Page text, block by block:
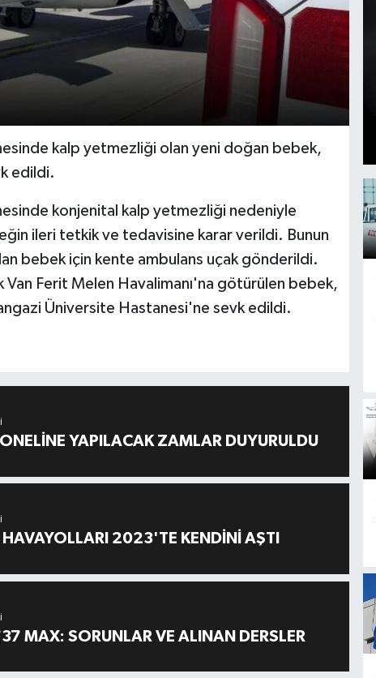
kalp yetmezliği olan yeni doğan bebek,
edildi.
konjenital kalp yetmezliği nedeniyle
ileri tetkik ve tedavisine karar verildi. Bunun
bebek için kente ambulans uçak gönderildi.
Van Ferit Melen Havalimanı'na götürülen bebek,
Üniversite Hastanesi'ne sevk edildi.
YAPILACAK ZAMLAR DUYURULDU
HAVAYOLLARI 2023'TE KENDİNİ AŞTI
MAX: SORUNLAR VE ALINAN DERSLER